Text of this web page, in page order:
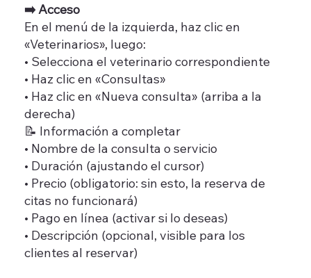
➡️ Acceso
En el menú de la izquierda, haz clic en
«Veterinarios», luego:
• Selecciona el veterinario correspondiente
• Haz clic en «Consultas»
• Haz clic en «Nueva consulta» (arriba a la
derecha)
📝 Información a completar
• Nombre de la consulta o servicio
• Duración (ajustando el cursor)
• Precio (obligatorio: sin esto, la reserva de
citas no funcionará)
• Pago en línea (activar si lo deseas)
• Descripción (opcional, visible para los
clientes al reservar)